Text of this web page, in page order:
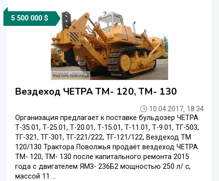
5 500 000 $
Вездеход ЧЕТРА ТМ- 120, ТМ- 130
10.04.2017, 18:34
Организация предлагает к поставке бульдозер ЧЕТРА
Т-35.01, Т-25.01, Т-20.01, Т-15.01, Т-11.01, Т-9.01, ТГ-503,
ТГ-321, ТГ-301, ТГ-221/222, ТГ-121/122, Вездеход ТМ
120/130 Трактора Поволжья продаёт вездеход ЧЕТРА
ТМ- 120, ТМ- 130 после капитального ремонта 2015
года с двигателем ЯМЗ- 236Б2 мощностью 250 л/ с,
массой 11 ...